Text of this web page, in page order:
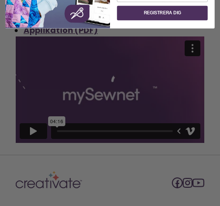
Resurs
Applikation (PDF)
REGISTRERA DIG